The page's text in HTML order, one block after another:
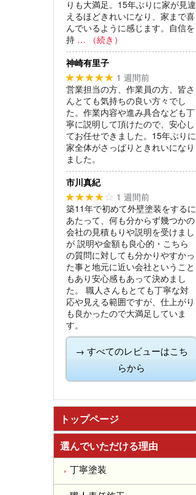
りも大満足。15年ぶりに家が見違
えるほどきれいになり、家まで喜
んでいるように感じます。自信を
持 … （続き）
神崎有里子
★★★★★ 1 週間前
営業担当の方、作業員の方、皆さ
んとても気持ちの良い方々でし
た。作業内容や進み具合なども丁
寧に説明して頂けたので、安心し
てお任せできました。15年ぶりに
家全体がさっぱりときれいになり
ました。
市川真紀
★★★★☆ 1 週間前
築11年で初めて外壁塗装をするに
あたって、何も分からず幾つかの
会社の見積もりや説明を受けまし
が 説明や金額も良心的・こちら
の質問に対しても分かりやすかっ
た事と地元に近い会社ということ
もあり安心感もあって決めまし
た。
職人さんもとても丁寧な対
応や見える範囲ですが、仕上がり
も良かったので大満足していま
す。
→ すべてのレビューはこち
らから
トップページ
選んでいただける理由
丁寧塗装